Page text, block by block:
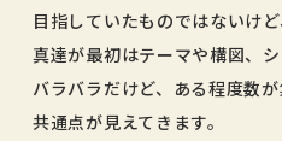
目指していたものではないけ
真達が最初はテーマや構図、
バラバラだけど、ある程度数
共通点が見えてきます。